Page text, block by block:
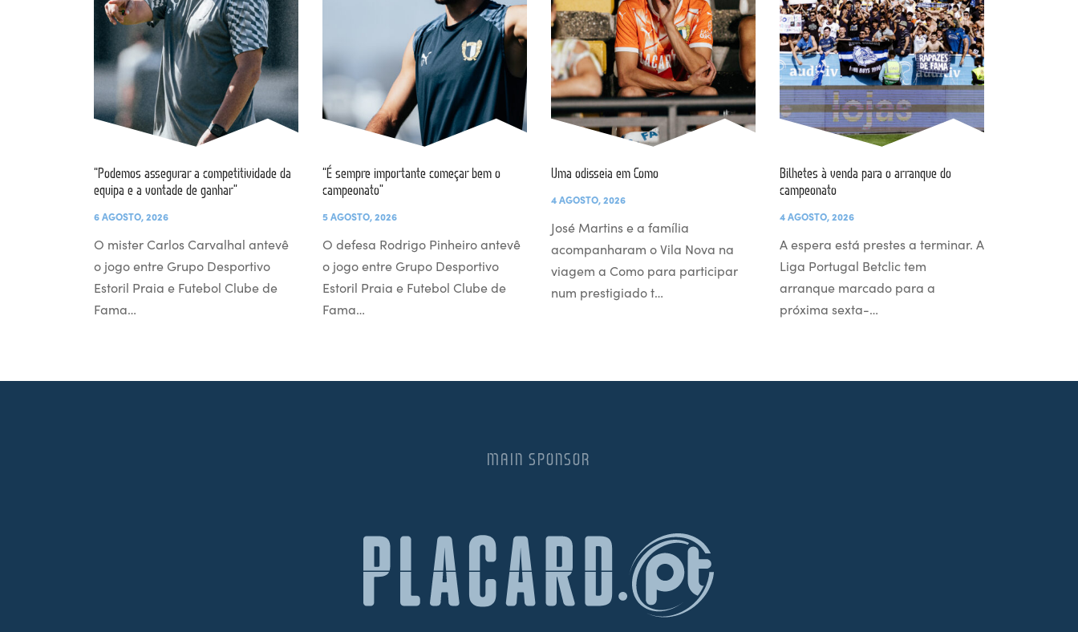
“Podemos assegurar a competitividade da
equipa e a vontade de ganhar”
6 AGOSTO, 2026
O mister Carlos Carvalhal antevê
o jogo entre Grupo Desportivo
Estoril Praia e Futebol Clube de
Fama…
“É sempre importante começar bem o
campeonato”
5 AGOSTO, 2026
O defesa Rodrigo Pinheiro antevê
o jogo entre Grupo Desportivo
Estoril Praia e Futebol Clube de
Fama…
Uma odisseia em Como
4 AGOSTO, 2026
José Martins e a família
acompanharam o Vila Nova na
viagem a Como para participar
num prestigiado t…
Bilhetes à venda para o arranque do
campeonato
4 AGOSTO, 2026
A espera está prestes a terminar. A
Liga Portugal Betclic tem
arranque marcado para a
próxima sexta-…
MAIN SPONSOR